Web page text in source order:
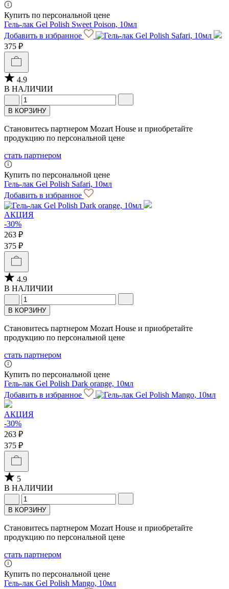
Купить по персональной цене
Гель-лак Gel Polish Sweet Poison, 10мл
Добавить в избранное
375 ₽
4.9
В НАЛИЧИИ
В КОРЗИНУ
Становитесь партнером Mozart House и приобретайте
продукцию по персональной цене
стать партнером
Купить по персональной цене
Гель-лак Gel Polish Safari, 10мл
Добавить в избранное
АКЦИЯ
-30%
263 ₽
375 ₽
4.9
В НАЛИЧИИ
В КОРЗИНУ
Становитесь партнером Mozart House и приобретайте
продукцию по персональной цене
стать партнером
Купить по персональной цене
Гель-лак Gel Polish Dark orange, 10мл
Добавить в избранное
АКЦИЯ
-30%
263 ₽
375 ₽
5
В НАЛИЧИИ
В КОРЗИНУ
Становитесь партнером Mozart House и приобретайте
продукцию по персональной цене
стать партнером
Купить по персональной цене
Гель-лак Gel Polish Mango, 10мл